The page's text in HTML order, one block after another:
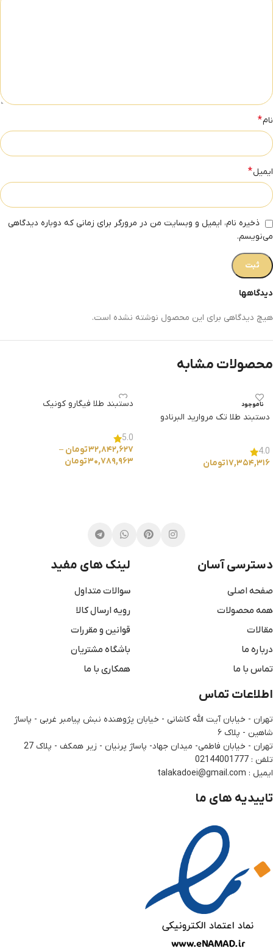
دیدگاهها
هیچ دیدگاهی برای این محصول نوشته نشده است.
نام*
ایمیل*
ذخیره نام، ایمیل و وبسایت من در مرورگر برای زمانی که دوباره دیدگاهی
می‌نویسم.
محصولات مشابه
ناموجود
دستبند طلا تک مروارید البرنادو
4.0
۱۷,۳۵۴,۳۱۶تومان
دستبند طلا فیگارو کونیک
5.0
۳۲,۸۴۲,۶۲۷تومان –
۳۰,۷۸۹,۹۶۳تومان
دسترسی آسان
صفحه اصلی
همه محصولات
مقالات
درباره ما
تماس با ما
لینک های مفید
سوالات متداول
رویه ارسال کالا
قوانین و مقررات
باشگاه مشتریان
همکاری با ما
اطلاعات تماس
تهران - خیابان آیت الله کاشانی - خیابان پژوهنده نبش پیامبر غربی - پاساژ
شاهین - پلاک ۶
تهران - خیابان فاطمی- میدان جهاد- پاساژ پرنیان - زیر همکف - پلاک 27
تلفن : 02144001777
ایمیل : talakadoei@gmail.com
تاییدیه های ما